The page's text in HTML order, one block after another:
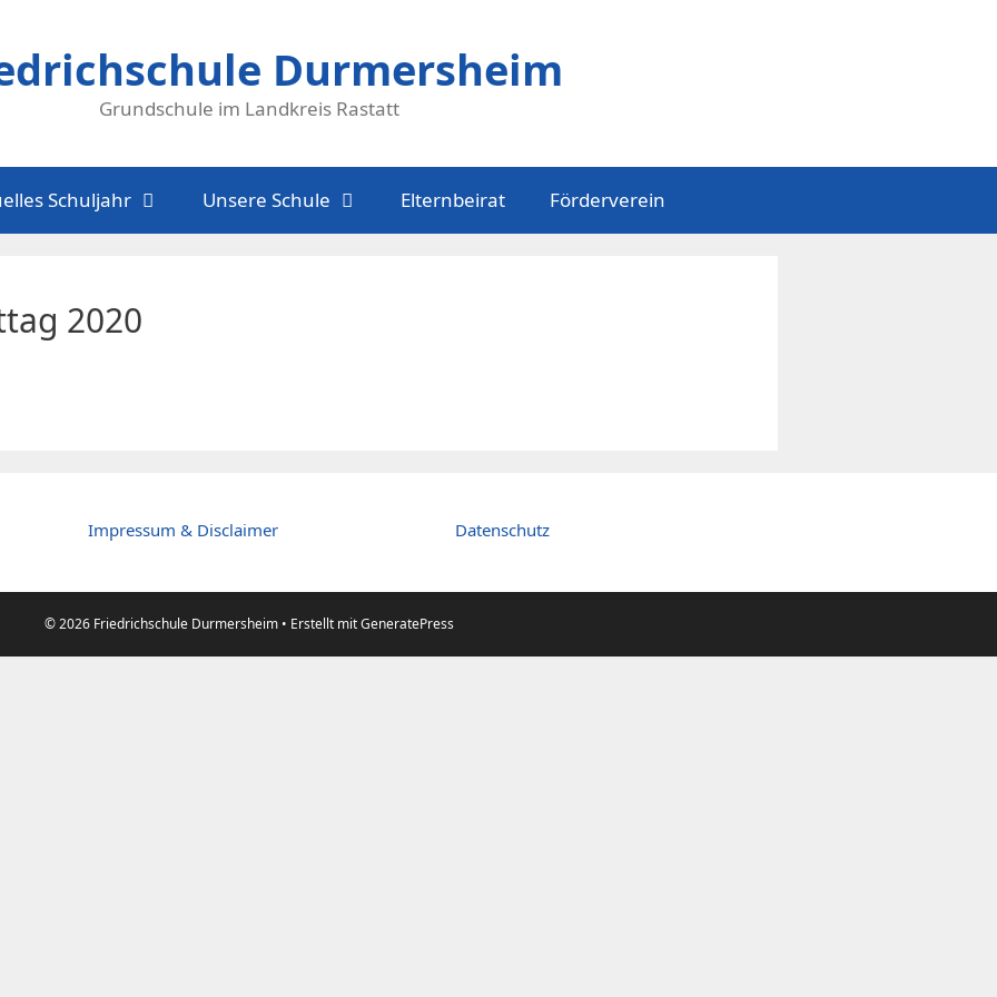
Durmersheim
Grundschule im Landkreis Rastatt
Schuljahr Unsere Schule Elternbeirat Förderverein
2020
Impressum & Disclaimer Datenschutz
© 2026 Friedrichschule Durmersheim • Erstellt mitGeneratePress